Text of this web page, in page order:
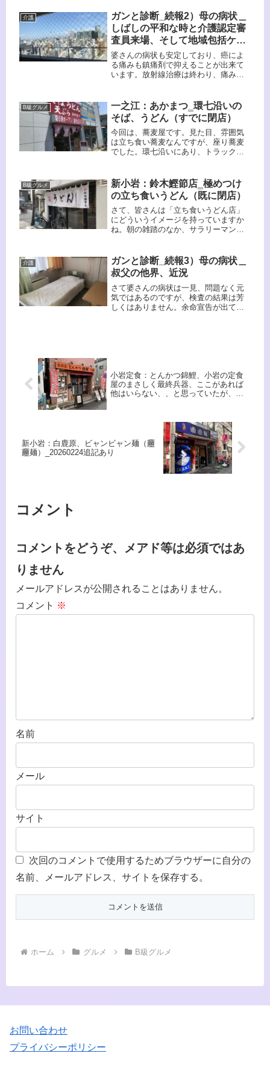
ャベツがお代わり自由でございます。
こういう店はいいですね。
介護
ガンと診断_続報2）母の病状＿
しばしの平和な時と介護認定審
査員来場、そして地域包括ケア
病棟への転院決定、
婆さんの病状も安定しており、癌によ
る痛みも鎮痛剤で抑えることが出来て
います。放射線治療は終わり、痛み自
よリハビリ期に入り、御茶ノ水の某大
学病院から転院の話がきました。これ
から「終わり」に向けた長い生活がス
タートになります。
B級グルメ
一之江：あかまつ‗環七沿いの
そば、うどん（すでに閉店）
今回は、蕎麦屋です。見た目、雰囲気
は立ち食い蕎麦なんですが、座り蕎麦
でした。環七沿いにあり、トラックド
ーメンですが、蕎麦もいいですね。
B級グルメ
新小岩：鈴木鰹節店‗極めつけ
の立ち食いうどん（既に閉店）
さて、皆さんは「立ち食いうどん店」
にどういうイメージを持っていますか
ね。朝の雑踏のなか、サラリーマンが
じでしょうか。今回の「うどん鈴木鰹
節店」はそういう立ち食いの概念とは
異なる、味で勝負できるうどん屋で
す。もはや「立ち食い」のレベルでは
ありません。そういう店が新小岩には
あるんですね。
介護
ガンと診断_続報3）母の病状＿
叔父の他界、近況
さて婆さんの病状は一見、問題なく元
気ではあるのですが、検査の結果は芳
しくはありません。余命宣告が出てい
小岩定食：とんかつ錦鯉、小岩の定食
屋のまさしく最終兵器、ここがあれば
他はいらない、、と思っていたが、追
新小岩：白鹿原、ビャンビャン麺（𰻞
𰻞麺）_20260224追記あり
コメント
コメントをどうぞ、メアド等は必須ではあ
りません
メールアドレスが公開されることはありません。
コメント ※
名前
メール
サイト
次回のコメントで使用するためブラウザーに自分の
名前、メールアドレス、サイトを保存する。
ホーム グルメ B級グルメ
お問い合わせ
プライバシーポリシー